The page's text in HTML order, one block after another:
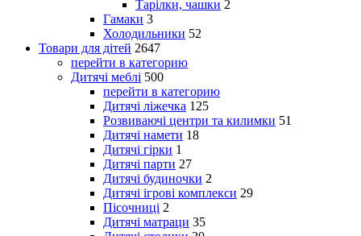
Тарілки, чашки 2
Гамаки 3
Холодильники 52
Товари для дітей 2647
перейти в категорию
Дитячі меблі 500
перейти в категорию
Дитячі ліжечка 125
Розвиваючі центри та килимки 51
Дитячі намети 18
Дитячі гірки 1
Дитячі парти 27
Дитячі будиночки 2
Дитячі ігрові комплекси 29
Пісочниці 2
Дитячі матраци 35